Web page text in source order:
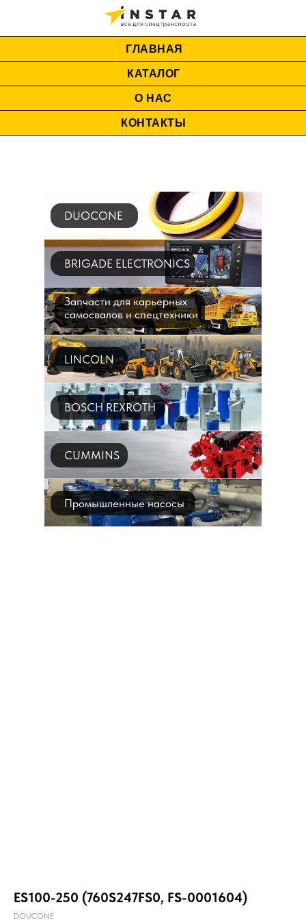
ГЛАВНАЯ
КАТАЛОГ
О НАС
КОНТАКТЫ
DUOCONE
BRIGADE ELECTRONICS
Запчасти для карьерных
самосвалов и спецтехники
LINCOLN
BOSCH REXROTH
CUMMINS
Промышленные насосы
ES100-250 (760S247FS0, FS-0001604)
DOUCONE